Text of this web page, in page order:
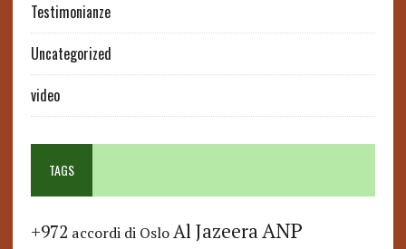
Testimonianze
Uncategorized
video
TAGS
+972 accordi di Oslo Al JazeeraANP